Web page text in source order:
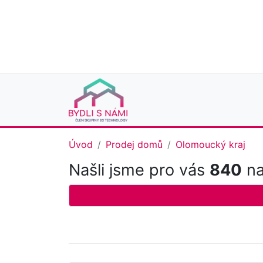
Úvod Prodej domů Olomoucký kraj
Našli jsme pro vás 840